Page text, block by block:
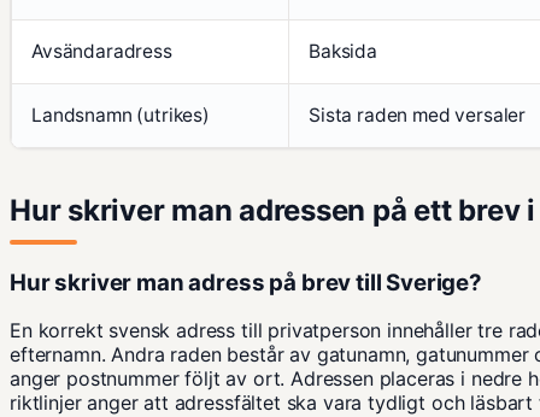
Avsändaradress Baksida
Landsnamn (utrikes) Sista raden med versaler
Hur skriver man adressen på ett brev
Hur skriver man adress på brev till Sverige?
En korrekt svensk adress till privatperson innehåller tre
efternamn. Andra raden består av gatunamn,
anger postnummer följt av ort. Adressen placeras i nedre
riktlinjeranger att adressfältet ska vara tydligt och